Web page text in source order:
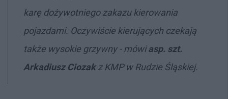
karę dożywotniego zakazu kierowania
pojazdami. Oczywiście kierujących czekają
także wysokie grzywny - mówiasp. szt.
Arkadiusz Ciozakz KMP w Rudzie Śląskiej.